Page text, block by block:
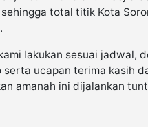
total titik Kota
lakukan sesuai jadwal,
ucapan terima kasih
amanah ini dijalankan